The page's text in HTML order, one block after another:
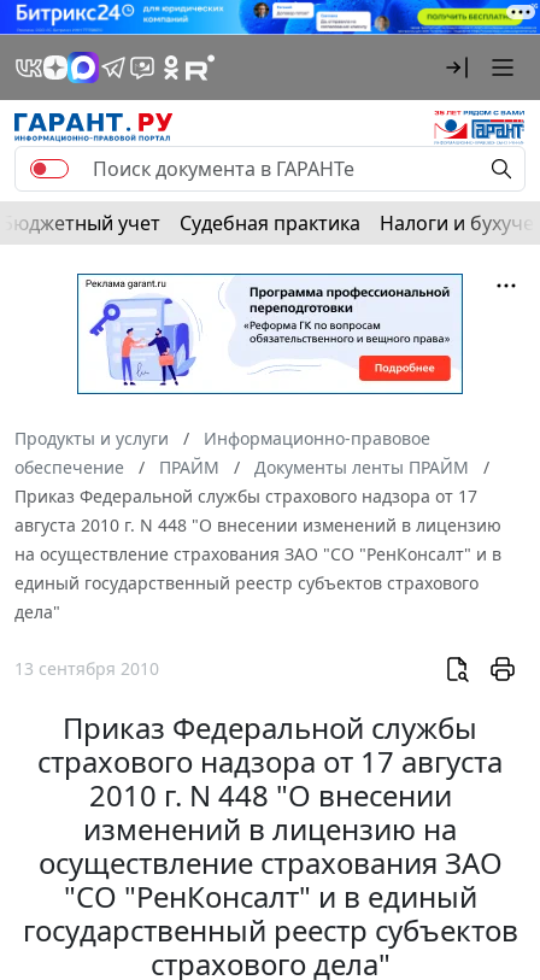
Бюджетный учет Судебная практика Налоги и
Продукты и услуги
Информационно-правовое
обеспечение
ПРАЙМ
Документы ленты ПРАЙМ
Приказ Федеральной службы страхового надзора от 17
августа 2010 г. N 448 "О внесении изменений в лицензию
на осуществление страхования ЗАО "СО "РенКонсалт" и в
единый государственный реестр субъектов страхового
дела"
13 сентября 2010
Приказ Федеральной службы
страхового надзора от 17 августа
2010 г. N 448 "О внесении
изменений в лицензию на
осуществление страхования ЗАО
"СО "РенКонсалт" и в единый
государственный реестр субъектов
страхового дела"